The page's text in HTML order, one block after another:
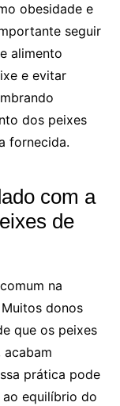
obesidade e
seguir
alimento
e ‌evitar
dos​ peixes
fornecida.
com a
de
na
donos
que os ⁣peixes‍
prática pode
ao equilíbrio ‍do